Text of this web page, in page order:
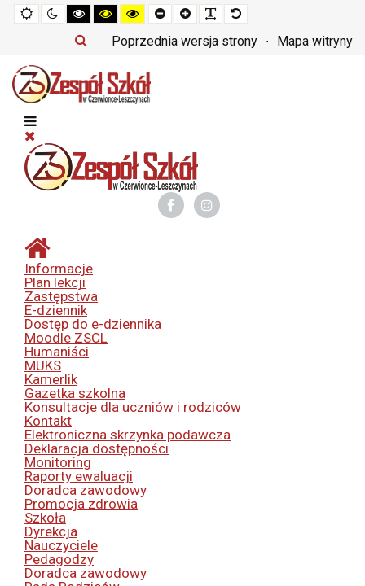
Tryb
domyślny
Tryb
nocny
Tryb
czarno-
biały
o
kontraście
Tryb
czarno-
żółty
o
kontraście
Tryb
żółto-
czarny
o
kontraście
Set
smaller
font
Set
larger
font
Make
font
more
readable
Set
default
font
Poprzednia wersja strony Mapa witryny
Informacje
Plan lekcji
Zastępstwa
E-dziennik
Dostęp do e-dziennika
Moodle ZSCL
Humaniści
MUKS
Kamerlik
Gazetka szkolna
Konsultacje dla uczniów i rodziców
Kontakt
Elektroniczna skrzynka podawcza
Deklaracja dostępności
Monitoring
Raporty ewaluacji
Doradca zawodowy
Promocja zdrowia
Szkoła
Dyrekcja
Nauczyciele
Pedagodzy
Doradca zawodowy